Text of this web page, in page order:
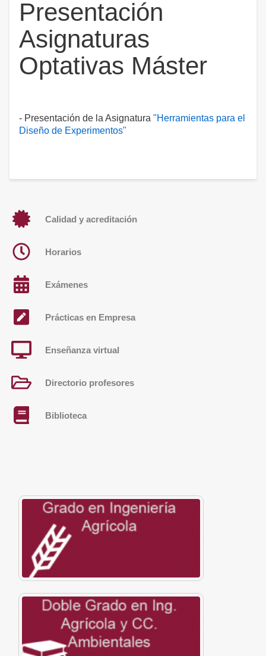
Presentación
Asignaturas
Optativas Máster
- Presentación de la Asignatura "Herramientas para el
Diseño de Experimentos"
Calidad y acreditación
Horarios
Exámenes
Prácticas en Empresa
Enseñanza virtual
Directorio profesores
Biblioteca